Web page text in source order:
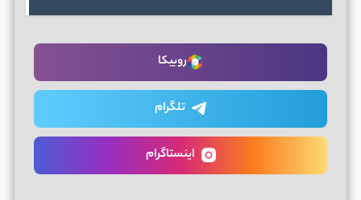
روبیکا
تلگرام
اینستاگرام